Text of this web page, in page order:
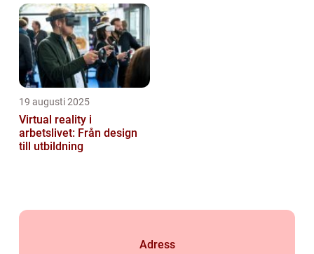
19 augusti 2025
Virtual reality i
arbetslivet: Från design
till utbildning
Adress